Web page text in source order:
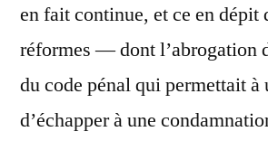
en fait continue, et ce en dépit
réformes — dont l’abrogation
du code pénal qui permettait
d’échapper à une